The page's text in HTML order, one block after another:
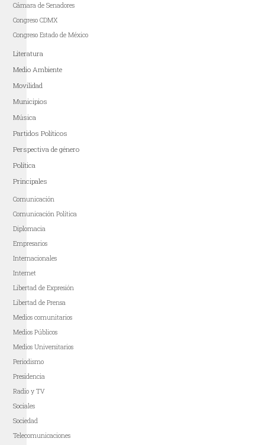
Cámara de Senadores
Congreso CDMX
Congreso Estado de México
Literatura
Medio Ambiente
Movilidad
Municipios
Música
Partidos Políticos
Perspectiva de género
Política
Principales
Comunicación
Comunicación Política
Diplomacia
Empresarios
Internacionales
Internet
Libertad de Expresión
Libertad de Prensa
Medios comunitarios
Medios Públicos
Medios Universitarios
Periodismo
Presidencia
Radio y TV
Sociales
Sociedad
Telecomunicaciones